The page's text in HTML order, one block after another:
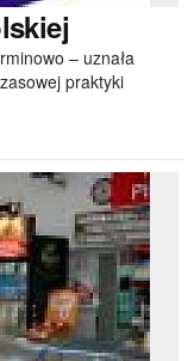
– uznała
praktyki